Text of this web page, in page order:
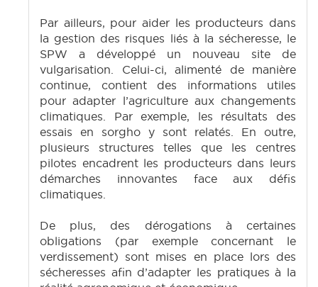
Par ailleurs, pour aider les producteurs dans
la gestion des risques liés à la sécheresse, le
SPW a développé un nouveau site de
vulgarisation. Celui-ci, alimenté de manière
continue, contient des informations utiles
pour adapter l’agriculture aux changements
climatiques. Par exemple, les résultats des
essais en sorgho y sont relatés. En outre,
plusieurs structures telles que les centres
pilotes encadrent les producteurs dans leurs
démarches innovantes face aux défis
climatiques.
De plus, des dérogations à certaines
obligations (par exemple concernant le
verdissement) sont mises en place lors des
sécheresses afin d’adapter les pratiques à la